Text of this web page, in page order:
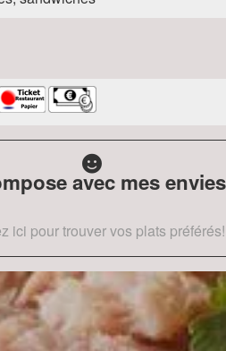
avec mes
ici pour trouver vos plats préférés!